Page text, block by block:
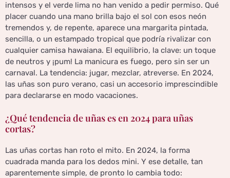
intensos y el verde lima no han venido a pedir permiso. Qué
placer cuando una mano brilla bajo el sol con esos neón
tremendos y, de repente, aparece una margarita pintada,
sencilla, o un estampado tropical que podría rivalizar con
cualquier camisa hawaiana. El equilibrio, la clave: un toque
de neutros y ¡pum! La manicura es fuego, pero sin ser un
carnaval. La tendencia: jugar, mezclar, atreverse. En 2024,
las uñas son puro verano, casi un accesorio imprescindible
para declararse en modo vacaciones.
¿Qué tendencia de uñas es en 2024 para uñas
cortas?
Las uñas cortas han roto el mito. En 2024, la forma
cuadrada manda para los dedos mini. Y ese detalle, tan
aparentemente simple, de pronto lo cambia todo: